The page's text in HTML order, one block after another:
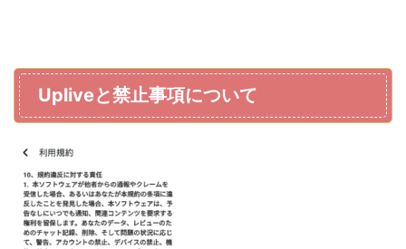
Upliveと禁止事項について